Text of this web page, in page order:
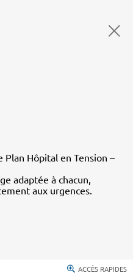
Plan Hôpital en Tension –
adaptée à chacun,
aux urgences.
ACCÈS RAPIDES